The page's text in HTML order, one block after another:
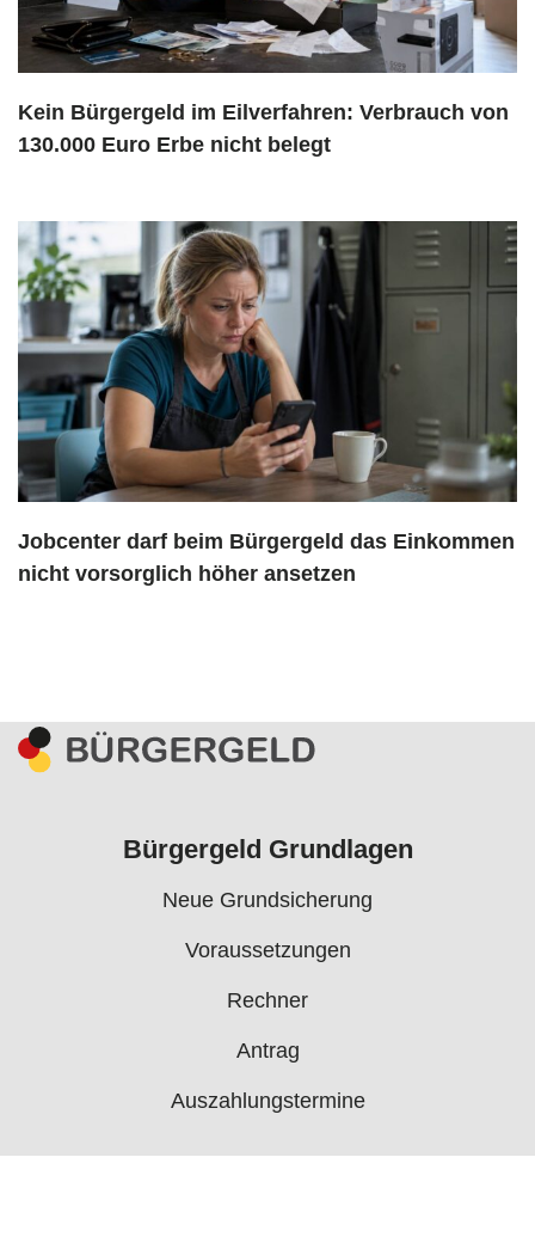
Kein Bürgergeld im Eilverfahren: Verbrauch von
130.000 Euro Erbe nicht belegt
Jobcenter darf beim Bürgergeld das Einkommen
nicht vorsorglich höher ansetzen
Bürgergeld Grundlagen
Neue Grundsicherung
Voraussetzungen
Rechner
Antrag
Auszahlungstermine